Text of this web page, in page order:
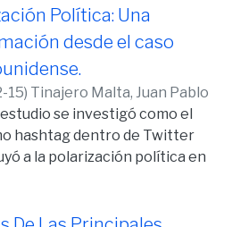
Política: Una
desde el caso
15) Tinajero Malta, Juan Pablo
se investigó como el
hashtag dentro de Twitter
a la polarización política en
Se examinaron datos de
previas sobre el